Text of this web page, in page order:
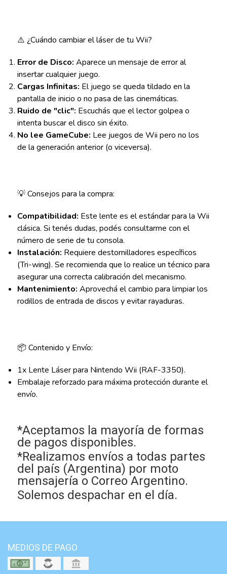
⚠️ ¿Cuándo cambiar el láser de tu Wii?
Error de Disco: Aparece un mensaje de error al
insertar cualquier juego.
Cargas Infinitas: El juego se queda tildado en la
pantalla de inicio o no pasa de las cinemáticas.
Ruido de "clic": Escuchás que el lector golpea o
intenta buscar el disco sin éxito.
No lee GameCube: Lee juegos de Wii pero no los
de la generación anterior (o viceversa).
💡 Consejos para la compra:
Compatibilidad: Este lente es el estándar para la Wii
clásica. Si tenés dudas, podés consultarme con el
número de serie de tu consola.
Instalación: Requiere destornilladores específicos
(Tri-wing). Se recomienda que lo realice un técnico para
asegurar una correcta calibración del mecanismo.
Mantenimiento: Aprovechá el cambio para limpiar los
rodillos de entrada de discos y evitar rayaduras.
📦 Contenido y Envío:
1x Lente Láser para Nintendo Wii (RAF-3350).
Embalaje reforzado para máxima protección durante el
envío.
*Aceptamos la mayoría de formas
de pagos disponibles.
*Realizamos envíos a todas partes
del país (Argentina) por moto
mensajería o Correo Argentino.
Solemos despachar en el día.
MEDIOS DE PAGO